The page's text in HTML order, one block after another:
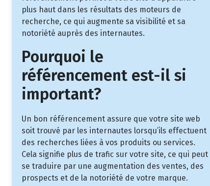
plus haut dans les résultats des moteurs de
recherche, ce qui augmente sa visibilité et sa
notoriété auprès des internautes.
Pourquoi le
référencement est-il si
important?
Un bon référencement assure que votre site web
soit trouvé par les internautes lorsqu’ils effectuent
des recherches liées à vos produits ou services.
Cela signifie plus de trafic sur votre site, ce qui peut
se traduire par une augmentation des ventes, des
prospects et de la notoriété de votre marque.